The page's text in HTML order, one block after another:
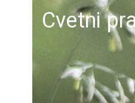
Cvetni